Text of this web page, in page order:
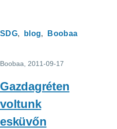
SDG blog Boobaa
Boobaa, 2011-09-17
Gazdagréten
voltunk
esküvőn